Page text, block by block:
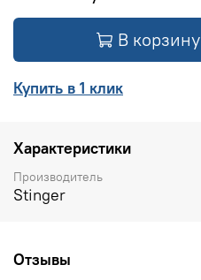
В корзину
Купить в 1 клик
Характеристики
Производитель
Stinger
Отзывы